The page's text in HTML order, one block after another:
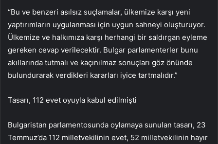
“Bu ve benzeri asılsız suçlamalar, ülkemize karşı yeni
yaptırımların uygulanması için uygun sahneyi oluşturuyor.
Ülkemize ve halkımıza karşı herhangi bir saldırgan eyleme
gereken cevap verilecektir. Bulgar parlamenterler bunu
akıllarında tutmalı ve kaçınılmaz sonuçları göz önünde
bulundurarak verdikleri kararları iyice tartmalıdır.”
Tasarı, 112 evet oyuyla kabul edilmişti
Bulgaristan parlamentosunda oylamaya sunulan tasarı, 23
Temmuz’da 112 milletvekilinin evet, 52 milletvekilinin hayır